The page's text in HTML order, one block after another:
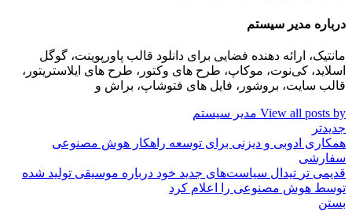
درباره مدیر سیستم
مانتیک، ارائه دهنده فضایی برای دانلود قالب پاورپوینت، گوگل
اسلاید، کی‌نوت، موکاپ، طرح های وکتور، طرح های ایلاستریتور،
قالب سایت، بروشور، فایل های فتوشاپ، براش و
View all posts by مدیر سیستم
جدیدتر
همکاری ادوبی و دیزنی برای توسعه راهکار هوش مصنوعی
سفارشی
قدیمی تر تیدال سیاست‌های جدید خود درباره موسیقی تولید شده
توسط هوش مصنوعی را اعلام کرد
بستن